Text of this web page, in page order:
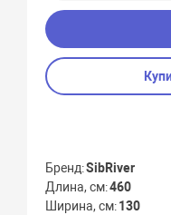
Бренд SibRiver
Длина, см 460
Ширина, см 130